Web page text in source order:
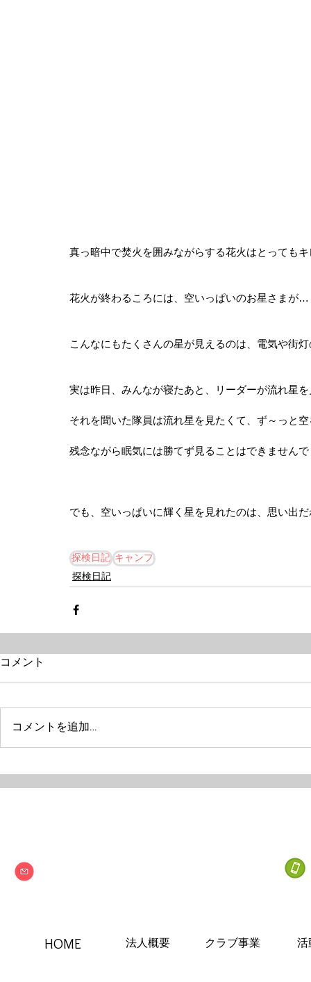
真っ暗中で焚火を囲みながらする花火はとってもキ
花火が終わるころには、空いっぱいのお星さまが…
こんなにもたくさんの星が見えるのは、電気や街
実は昨日、みんなが寝たあと、リーダーが流れ星
それを聞いた隊員は流れ星を見たくて、ず～っと
残念ながら眠気には勝てず見ることはできません
でも、空いっぱいに輝く星を見れたのは、思い出
探検日記 キャンプ
探検日記
コメント
コメントを追加…
HOME 法人概要 クラブ事業 活